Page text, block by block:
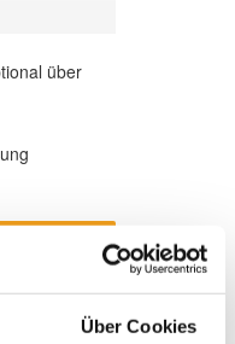
Über Cookies
über